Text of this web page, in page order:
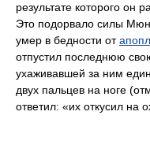
результате которого он
Это подорвало силы
умер в бедности от
отпустил последнюю
ухаживавшей за ним
двух пальцев на ноге
ответил: «их откусил на